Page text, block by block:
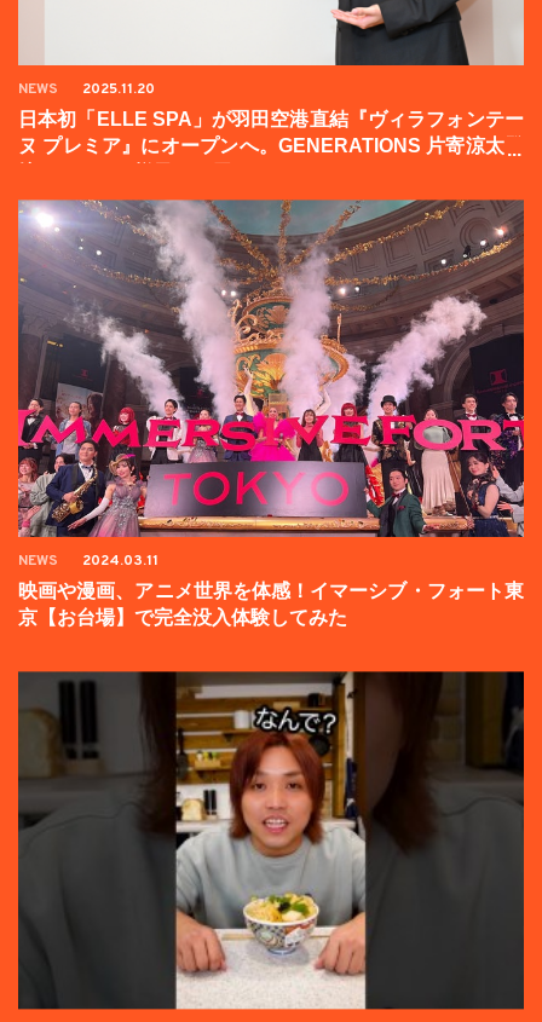
NEWS 2025.11.20
日本初「ELLE SPA」が羽田空港直結『ヴィラフォンテー
ヌ プレミア』にオープンへ。GENERATIONS 片寄涼太登
NEWS 2024.03.11
映画や漫画、アニメ世界を体感！イマーシブ・フォート東
京【お台場】で完全没入体験してみた